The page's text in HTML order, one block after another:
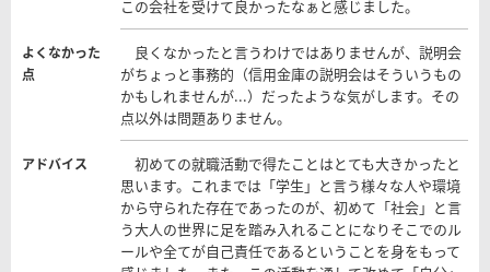
この会社を受けて良かったなぁと感じました。
よくなかった
点
良くなかったと言うわけではありませんが、説明会
がちょっと事務的（信用金庫の説明会はそういうもの
かもしれませんが...）だったような気がします。その
点以外は問題ありません。
アドバイス
初めての就職活動で得たことはとても大きかったと
思います。これまでは「学生」と言う様々な人や環境
から守られた存在であったのが、初めて「社会」と言
う大人の世界に足を踏み入れることになりそこでのル
ールや全てが自己責任であるということを身をもって